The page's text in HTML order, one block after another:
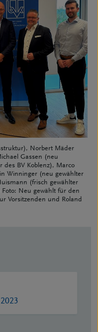
Norbert Mäder
Gassen (neu
des BV Koblenz), Marco
Winninger (neu gewählter
(frisch gewählter
Foto: Neu gewählt für den
Vorsitzenden und Roland